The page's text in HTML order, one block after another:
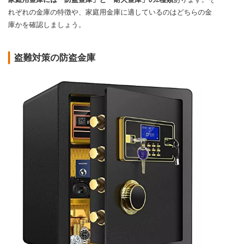
れぞれの金庫の特徴や、家庭用金庫に適しているのはどちらの金
庫かを確認しましょう。
盗難対策の防盗金庫